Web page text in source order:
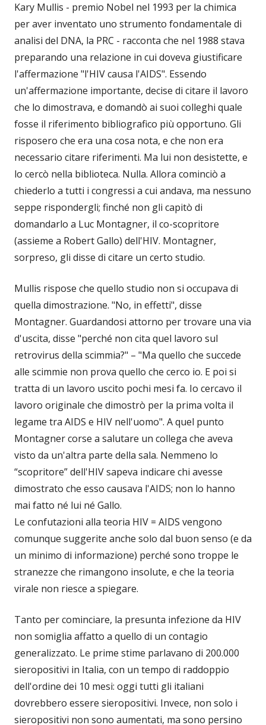
Kary Mullis - premio Nobel nel 1993 per la chimica
per aver inventato uno strumento fondamentale di
analisi del DNA, la PRC - racconta che nel 1988 stava
preparando una relazione in cui doveva giustificare
l'affermazione "l'HIV causa l'AIDS". Essendo
un'affermazione importante, decise di citare il lavoro
che lo dimostrava, e domandò ai suoi colleghi quale
fosse il riferimento bibliografico più opportuno. Gli
risposero che era una cosa nota, e che non era
necessario citare riferimenti. Ma lui non desistette, e
lo cercò nella biblioteca. Nulla. Allora cominciò a
chiederlo a tutti i congressi a cui andava, ma nessuno
seppe rispondergli; finché non gli capitò di
domandarlo a Luc Montagner, il co-scopritore
(assieme a Robert Gallo) dell'HIV. Montagner,
sorpreso, gli disse di citare un certo studio.
Mullis rispose che quello studio non si occupava di
quella dimostrazione. "No, in effetti", disse
Montagner. Guardandosi attorno per trovare una via
d'uscita, disse "perché non cita quel lavoro sul
retrovirus della scimmia?" – "Ma quello che succede
alle scimmie non prova quello che cerco io. E poi si
tratta di un lavoro uscito pochi mesi fa. Io cercavo il
lavoro originale che dimostrò per la prima volta il
legame tra AIDS e HIV nell'uomo". A quel punto
Montagner corse a salutare un collega che aveva
visto da un'altra parte della sala. Nemmeno lo
“scopritore” dell'HIV sapeva indicare chi avesse
dimostrato che esso causava l'AIDS; non lo hanno
mai fatto né lui né Gallo.
Le confutazioni alla teoria HIV = AIDS vengono
comunque suggerite anche solo dal buon senso (e da
un minimo di informazione) perché sono troppe le
stranezze che rimangono insolute, e che la teoria
virale non riesce a spiegare.
Tanto per cominciare, la presunta infezione da HIV
non somiglia affatto a quello di un contagio
generalizzato. Le prime stime parlavano di 200.000
sieropositivi in Italia, con un tempo di raddoppio
dell'ordine dei 10 mesi: oggi tutti gli italiani
dovrebbero essere sieropositivi. Invece, non solo i
sieropositivi non sono aumentati, ma sono persino